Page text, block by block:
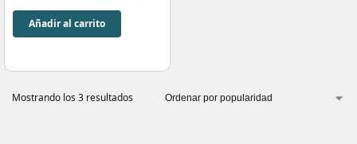
Añadir al carrito
Mostrando los 3 resultados